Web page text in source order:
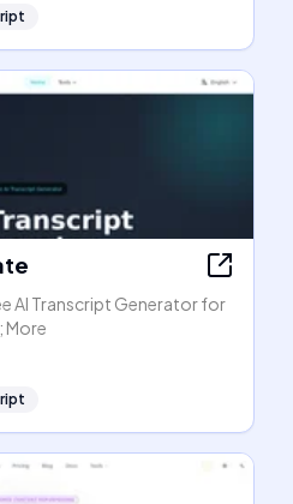
AI Transcript Generator for
More